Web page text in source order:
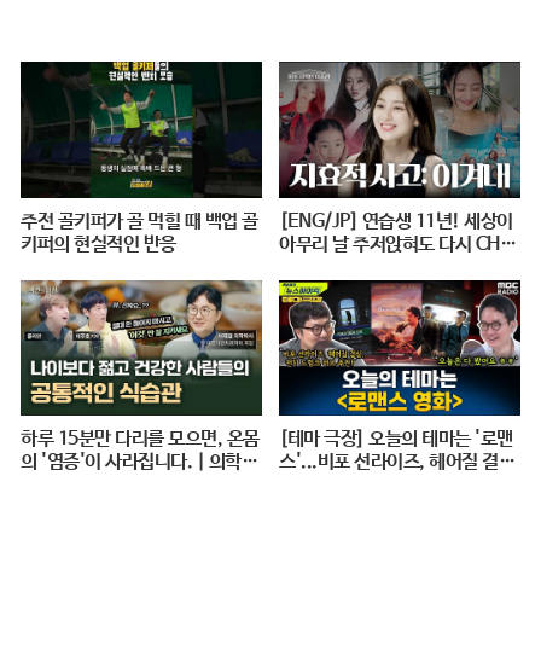
주전 골키퍼가 골 먹힐 때 백업 골
키퍼의 현실적인 반응
[ENG/JP] 연습생 11년! 세상이
아무리 날 주저앉혀도 다시 CHE
| 아주 사적인 미술관 EP. 06 / 1
4F
하루 15분만 다리를 모으면, 온몸
의 '염증'이 사라집니다. | 의학박
[테마 극장] 오늘의 테마는 '로맨
스'...비포 선라이즈, 헤어질 결심,